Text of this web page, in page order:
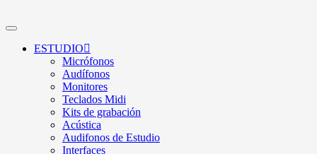
ESTUDIO
Micrófonos
Audífonos
Monitores
Teclados Midi
Kits de grabación
Acústica
Audifonos de Estudio
Interfaces